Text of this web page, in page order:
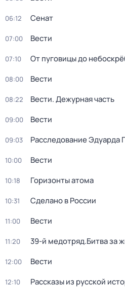
06:12 Сенат
07:00 Вести
07:10 От пуговицы до
08:00 Вести
08:22 Вести. Дежурная часть
09:00 Вести
09:03 Расследование Эдуарда
10:00 Вести
10:18 Горизонты атома
10:31 Сделано в России
11:00 Вести
11:20 39-й медотряд.Битва за
12:00 Вести
12:10 Рассказы из русской